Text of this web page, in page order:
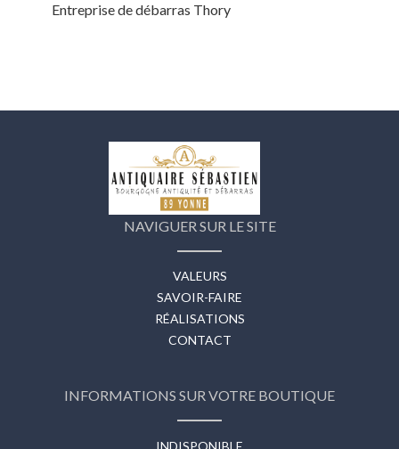
Entreprise de débarras Thory
NAVIGUER SUR LE SITE
VALEURS
SAVOIR-FAIRE
RÉALISATIONS
CONTACT
INFORMATIONS SUR VOTRE BOUTIQUE
INDISPONIBLE